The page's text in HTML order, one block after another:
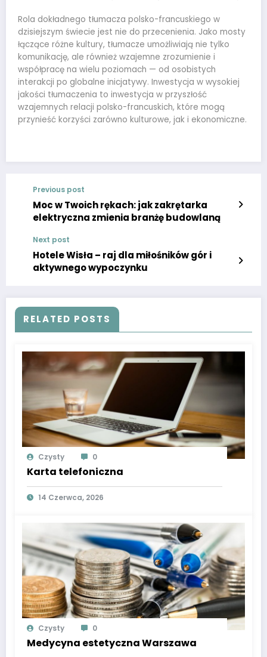
Rola dokładnego tłumacza polsko-francuskiego w
dzisiejszym świecie jest nie do przecenienia. Jako mosty
łączące różne kultury, tłumacze umożliwiają nie tylko
komunikację, ale również wzajemne zrozumienie i
współpracę na wielu poziomach — od osobistych
interakcji po globalne inicjatywy. Inwestycja w wysokiej
jakości tłumaczenia to inwestycja w przyszłość
wzajemnych relacji polsko-francuskich, które mogą
przynieść korzyści zarówno kulturowe, jak i ekonomiczne.
Previous post
Moc w Twoich rękach: jak zakrętarka
elektryczna zmienia branżę budowlaną
Next post
Hotele Wisła – raj dla miłośników gór i
aktywnego wypoczynku
RELATED POSTS
Czysty 0
Karta telefoniczna
14 Czerwca, 2026
Czysty 0
Medycyna estetyczna Warszawa